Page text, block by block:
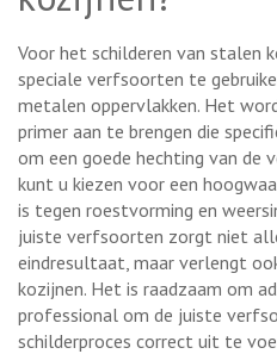
Voor het schilderen van stalen
speciale verfsoorten te
metalen oppervlakken. Het
primer aan te brengen die
om een goede hechting van de
kunt u kiezen voor een
is tegen roestvorming en
juiste verfsoorten zorgt niet
eindresultaat, maar verlengt
kozijnen. Het is raadzaam om
professional om de juiste
schilderproces correct uit te